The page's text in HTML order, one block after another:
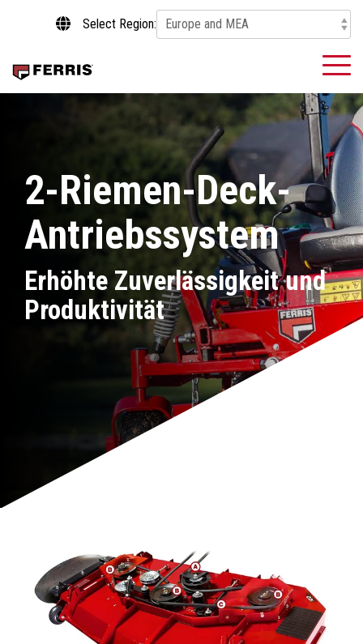
main
content.
Select Region:
2-Riemen-Deck-
Antriebssystem
Erhöhte Zuverlässigkeit und
Produktivität